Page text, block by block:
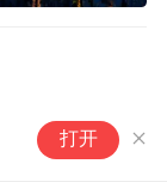
打开